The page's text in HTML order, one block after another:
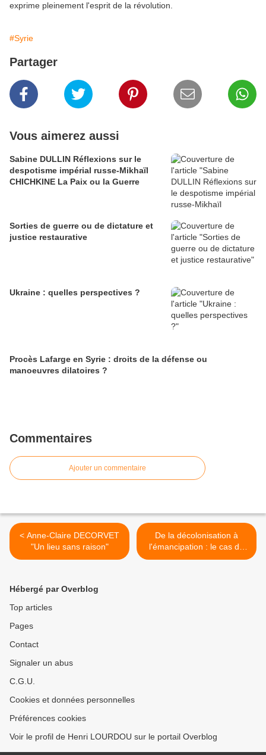
exprime pleinement l'esprit de la révolution.
#Syrie
Partager
Vous aimerez aussi
Sabine DULLIN Réflexions sur le
despotisme impérial russe-Mikhaïl
CHICHKINE La Paix ou la Guerre
Sorties de guerre ou de dictature et
justice restaurative
Ukraine : quelles perspectives ?
Procès Lafarge en Syrie : droits de la défense ou
manoeuvres dilatoires ?
Commentaires
Ajouter un commentaire
< Anne-Claire DECORVET
"Un lieu sans raison"
De la décolonisation à
l'émancipation : le cas de
l'Afrique subsaharienne >
Hébergé par Overblog
Top articles
Pages
Contact
Signaler un abus
C.G.U.
Cookies et données personnelles
Préférences cookies
Voir le profil de Henri LOURDOU sur le portail Overblog